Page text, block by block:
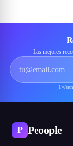
Las mejores
1×/
P Peoople